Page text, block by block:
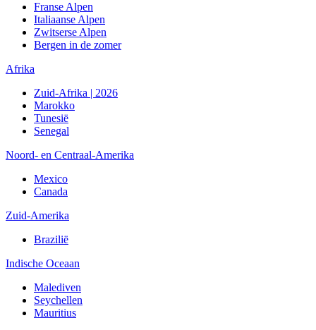
Franse Alpen
Italiaanse Alpen
Zwitserse Alpen
Bergen in de zomer
Afrika
Zuid-Afrika | 2026
Marokko
Tunesië
Senegal
Noord- en Centraal-Amerika
Mexico
Canada
Zuid-Amerika
Brazilië
Indische Oceaan
Malediven
Seychellen
Mauritius